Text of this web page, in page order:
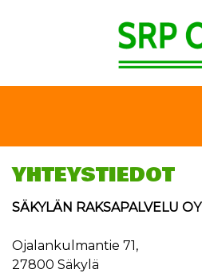
YHTEYSTIEDOT
SÄKYLÄN RAKSAPALVELU OY
Ojalankulmantie 71,
27800 Säkylä